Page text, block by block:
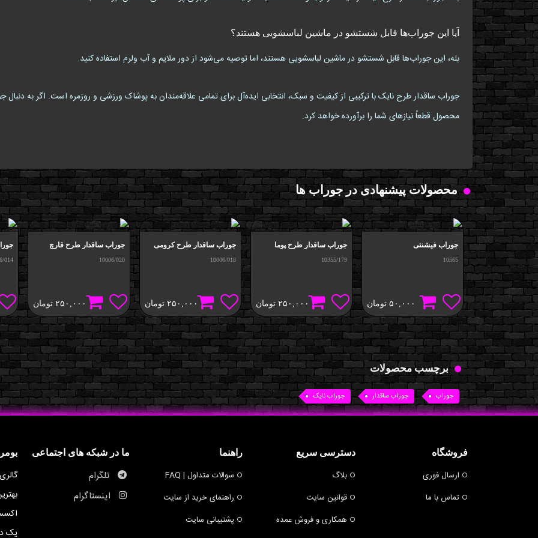
آیا این جوراب‌ها قابل شستشو در ماشین لباسشویی هستند؟
بله، این جوراب‌ها قابل شستشو در ماشین لباسشویی هستند، اما توصیه می‌شود از دور ملایم و آب ولرم استفاده کنید.
جوراب ساقدار طرح نایک با ترکیبی از کیفیت و سبک، انتخابی ایده‌آل برای تمامی علاقه‌مندان به پوشاک ورزشی و روزمره است. اگر به
محصول قطعاً نیازهای شما را برآورده خواهد کرد.
محصولات پیشنهادی در جوراب ها
جوراب فیشنتی
10565
۵۰,۰۰۰ تومان
جوراب ساقدار طرح پوما
10355/179
۲۵۰,۰۰۰ تومان
جوراب ساقدار طرح کرومی
10006/018
۲۵۰,۰۰۰ تومان
جوراب ساقدار طرح قارچ
10006/020
۲۵۰,۰۰۰ تومان
014
برچسب محصولات
جوراب جوراب ساقدار جوراب نایک
یک
ما در شبکه های اجتماعی
تلگرام
اینستاگرام
راهنما
سوالات متداول | FAQ
راهنمای خرید از سایت
پشتیبانی سایت
دسترسی سریع
بلاگ
قوانین سایت
همکاری و فروش عمده
فروشگاه
ارسال فوری
تماس با ما